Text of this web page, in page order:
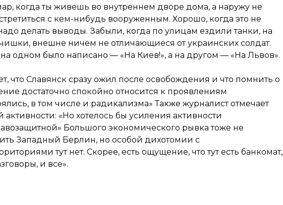
когда ты живешь во внутреннем дворе дома, а наружу не
с кем-нибудь вооруженным. Хорошо, когда это не
делать выводы. Забыли, когда по улицам ездили танки, на
внешне ничем не отличающиеся от украинских солдат.
одном было написано — «На Киев!», а на другом — «На Львов».
что Славянск сразу ожил после освобождения и что помнить о
достаточно спокойно относится к проявлениям
в том числе и радикализма» Также журналист отмечает
«Но хотелось бы усиления активности
Большого экономического рывка тоже не
Западный Берлин, но особой дихотомии с
тут нет. Скорее, есть ощущение, что тут есть банкомат,
и все».